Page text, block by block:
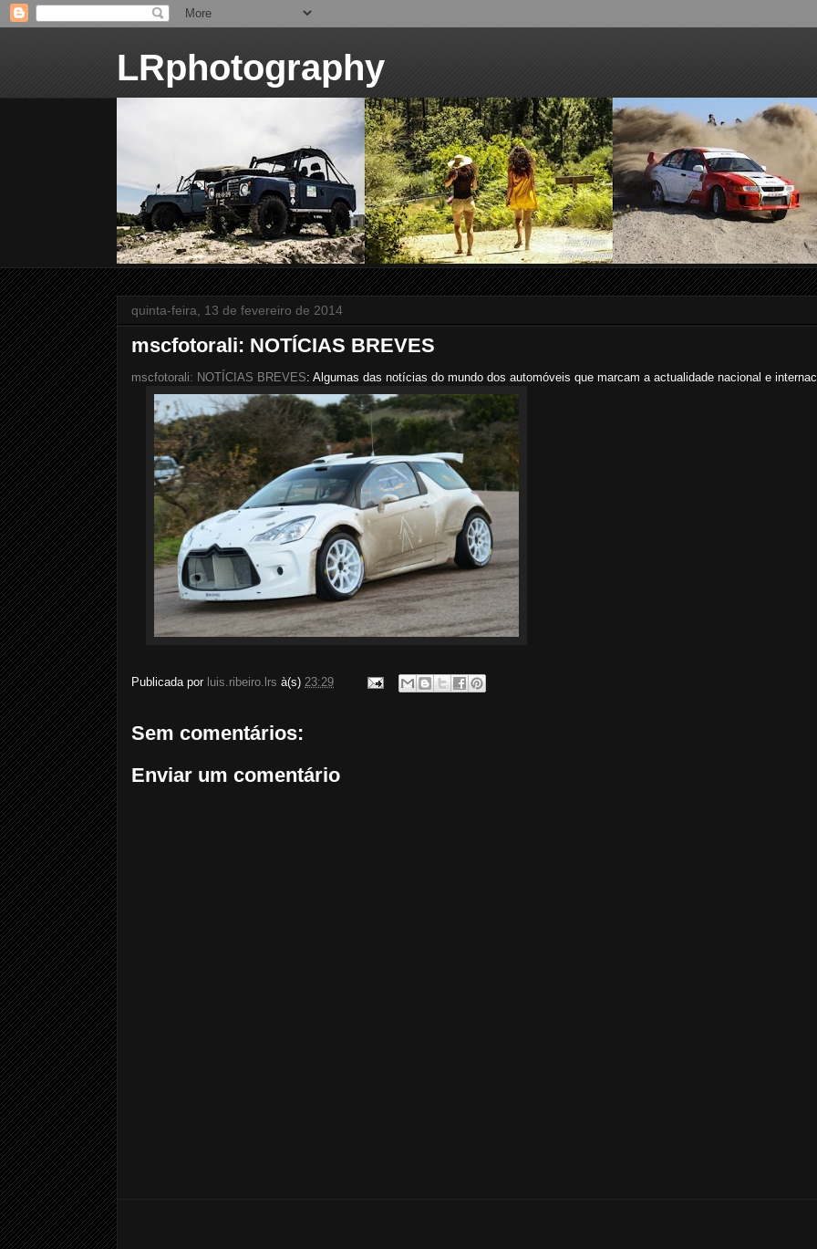
LRphotography
quinta-feira, 13 de fevereiro de 2014
mscfotorali: NOTÍCIAS BREVES
mscfotorali: NOTÍCIAS BREVES: Algumas das notícias do mundo dos automóveis que marcam a actualidade nacional e
Publicada por luis.ribeiro.lrs à(s) 23:29
Sem comentários:
Enviar um comentário